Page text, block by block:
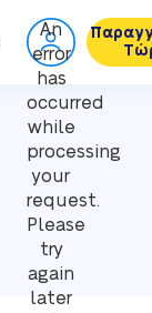
An
error
has
occurred
while
processing
your
request.
Please
try
again
later